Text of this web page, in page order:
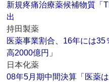
新規疼痛治療薬候補物質「
出
持田製薬
医薬事業割合、16年には35
高2000億円」
日本化薬
08年5月期中間決算「医薬は